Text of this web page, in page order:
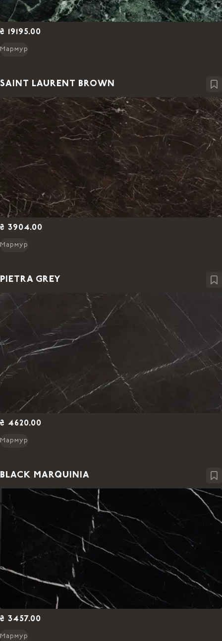
₴ 19195.00
Мармур
SAINT LAURENT BROWN
₴ 3904.00
Мармур
PIETRA GREY
₴ 4620.00
Мармур
BLACK MARQUINIA
₴ 3457.00
Мармур